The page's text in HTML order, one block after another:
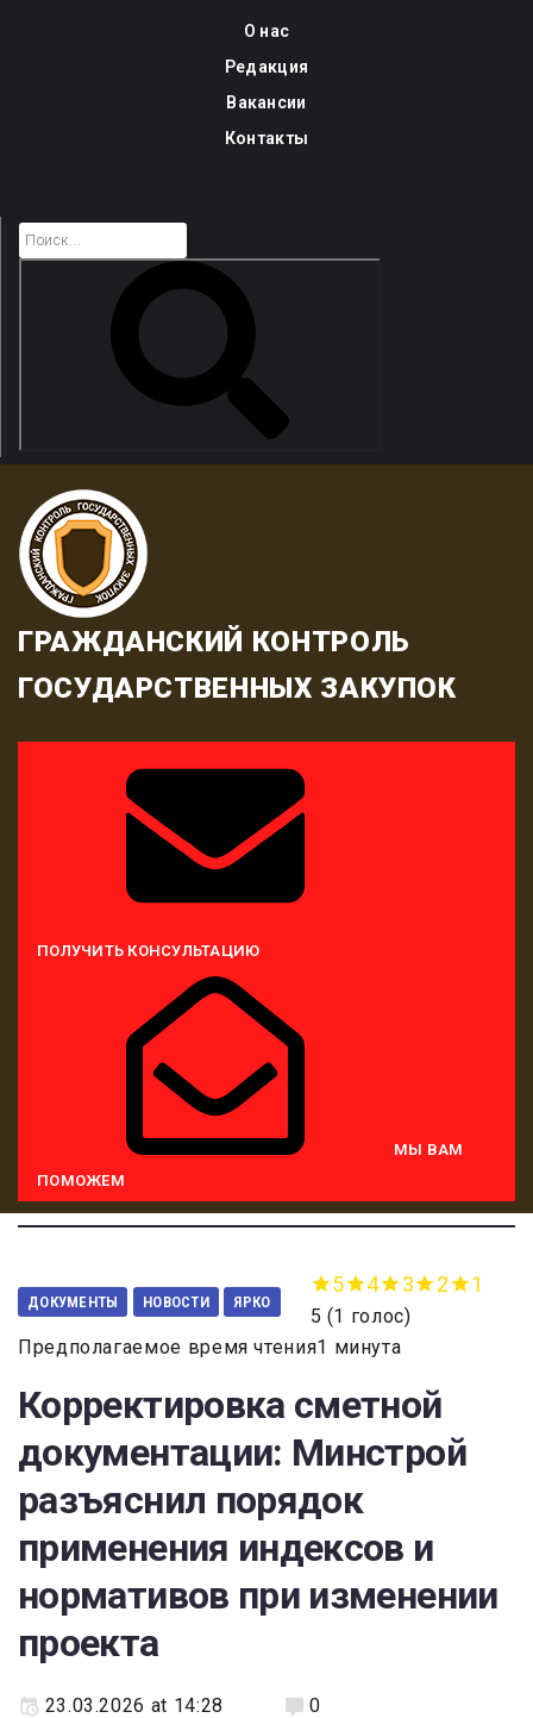
О нас
Редакция
Вакансии
Контакты
ГРАЖДАНСКИЙ КОНТРОЛЬ
ГОСУДАРСТВЕННЫХ ЗАКУПОК
ПОЛУЧИТЬ КОНСУЛЬТАЦИЮ
МЫ ВАМ
ПОМОЖЕМ
ДОКУМЕНТЫ НОВОСТИ ЯРКО
5 4 3 2 1
5 (1 голос)
Предполагаемое время чтения1 минута
Корректировка сметной
документации: Минстрой
разъяснил порядок
применения индексов и
нормативов при изменении
проекта
23.03.2026 at 14:28 0